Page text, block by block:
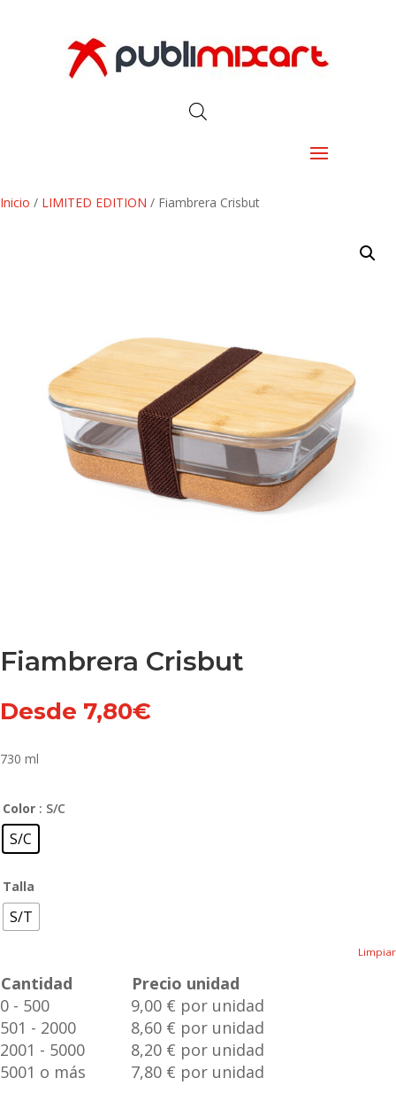
Inicio / LIMITED EDITION / Fiambrera Crisbut
Fiambrera Crisbut
Desde 7,80€
730 ml
Color : S/C
S/C
Talla
S/T
Limpiar
Cantidad
Precio unidad
0 - 500
9,00 € por unidad
501 - 2000
8,60 € por unidad
2001 - 5000
8,20 € por unidad
5001 o más
7,80 € por unidad